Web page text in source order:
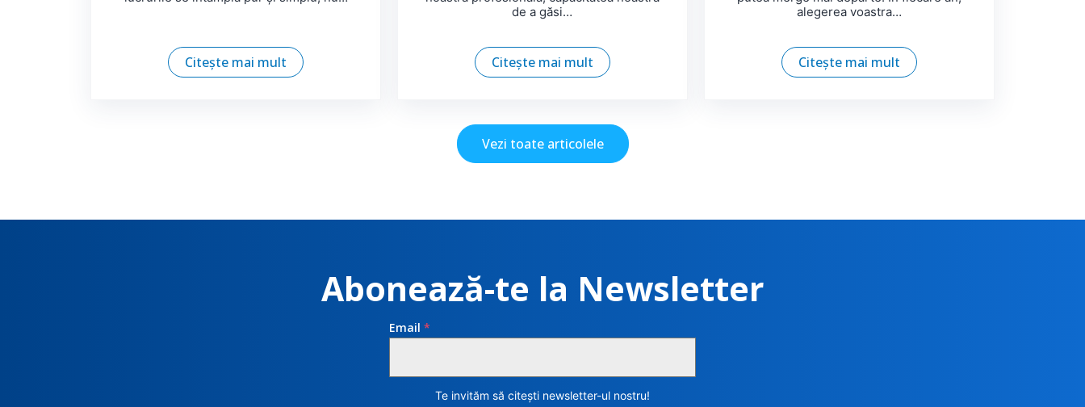
Citește mai mult
de a găsi…
Citește mai mult
alegerea voastra…
Citește mai mult
Vezi toate articolele
Abonează-te la Newsletter
Email *
Te invităm să citești newsletter-ul nostru!